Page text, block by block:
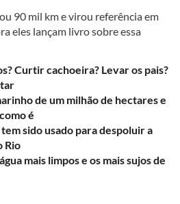
90 mil km e virou referência em
eles lançam livro sobre essa
Curtir cachoeira? Levar os pais?
de um milhão de hectares e
é
sido usado para despoluir a
Rio
mais limpos e os mais sujos de